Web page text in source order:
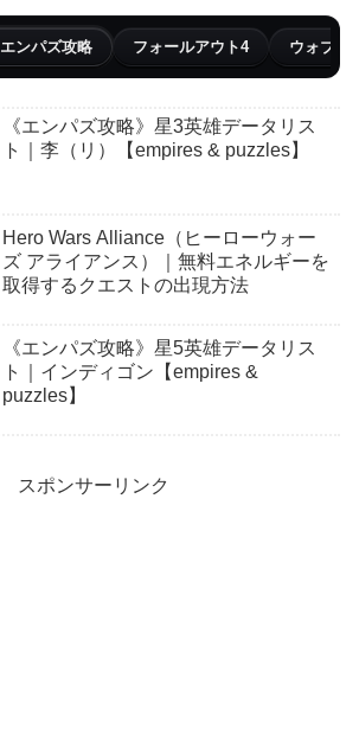
エンパズ攻略 フォールアウト4 ウォブリ
《エンパズ攻略》星3英雄データリス
ト｜李（リ）【empires & puzzles】
Hero Wars Alliance（ヒーローウォー
ズ アライアンス）｜無料エネルギーを
取得するクエストの出現方法
《エンパズ攻略》星5英雄データリス
ト｜インディゴン【empires &
puzzles】
スポンサーリンク